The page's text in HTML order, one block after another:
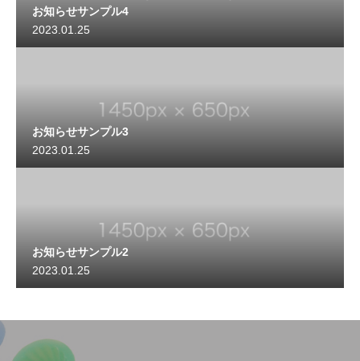
お知らせサンプル4
2023.01.25
お知らせサンプル3
2023.01.25
お知らせサンプル2
2023.01.25